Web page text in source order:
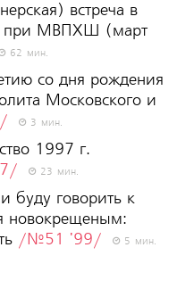
встреча в
при МВПХШ (март
62 мин.
со дня рождения
Московского и
3 мин.
1997 г.
23 мин.
буду говорить к
новокрещеным:
/№51 '99/ 5 мин.